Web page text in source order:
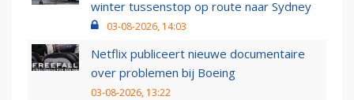
winter tussenstop op route naar Sydney
03-08-2026, 14:03
Netflix publiceert nieuwe documentaire
over problemen bij Boeing
03-08-2026, 13:22